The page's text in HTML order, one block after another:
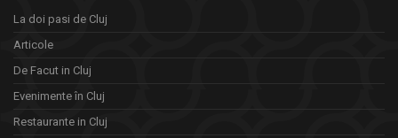
La doi pasi de Cluj
Articole
De Facut in Cluj
Evenimente în Cluj
Restaurante in Cluj